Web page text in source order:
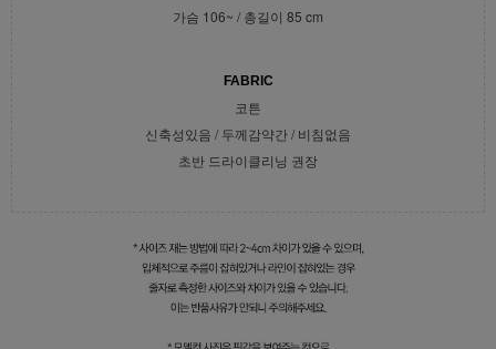
가슴 106~ / 총길이 85 cm
FABRIC
코튼
신축성있음 / 두께감약간 / 비침없음
초반 드라이클리닝 권장